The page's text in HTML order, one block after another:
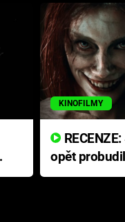
KINOFILMY
opět
přichází s